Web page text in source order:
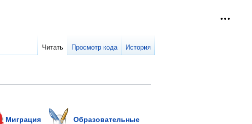
Читать Просмотр кода История
Миграция Образовательные